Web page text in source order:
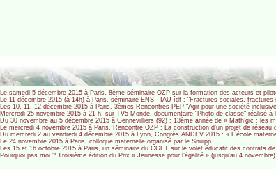
Le samedi 5 décembre 2015 à Paris, 8ème séminaire OZP sur la formation des acteurs et
Le 11 décembre 2015 (à 14h) à Paris, séminaire ENS - IAU-îdf : "Fractures sociales, fractures
Les 10, 11, 12 décembre 2015 à Paris, 3èmes Rencontres PEP "Agir pour une société
Mercredi 25 novembre 2015 à 21 h. sur TV5 Monde, documentaire "Photo de classe" réalisé
Du 30 novembre au 5 décembre 2015 à Gennevilliers (92) : 13ème année de « Math’gic : les
Le mercredi 4 novembre 2015 à Paris, Rencontre OZP : La construction d’un projet de réseau
Du mercredi 2 au vendredi 4 décembre 2015 à Lyon, Congrès ANDEV 2015 : « L’école
Le 24 novembre 2015 à Paris, colloque maternelle organisé par le Snuipp
Les 15 et 16 octobre 2015 à Paris, un séminaire du CGET sur le volet éducatif des contrats de
Pourquoi pas moi ? Troisième édition du Prix « Jeunesse pour l’égalité » (jusqu’au 4